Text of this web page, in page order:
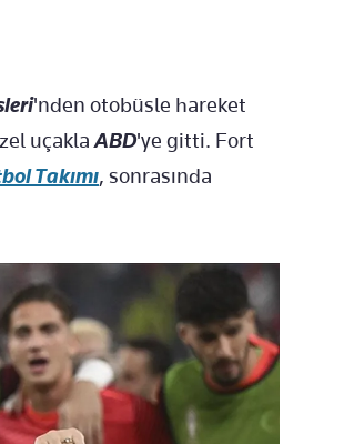
'nden otobüsle hareket
uçaklaABD'ye gitti. Fort
Takımı, sonrasında